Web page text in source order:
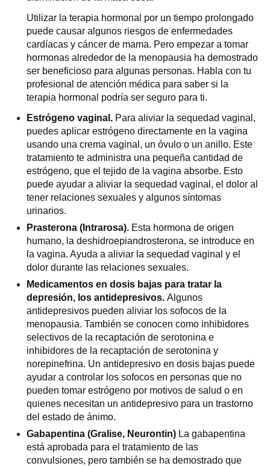
Utilizar la terapia hormonal por un tiempo prolongado
puede causar algunos riesgos de enfermedades
cardíacas y cáncer de mama. Pero empezar a tomar
hormonas alrededor de la menopausia ha demostrado
ser beneficioso para algunas personas. Habla con tu
profesional de atención médica para saber si la
terapia hormonal podría ser seguro para ti.
Estrógeno vaginal. Para aliviar la sequedad vaginal,
puedes aplicar estrógeno directamente en la vagina
usando una crema vaginal, un óvulo o un anillo. Este
tratamiento te administra una pequeña cantidad de
estrógeno, que el tejido de la vagina absorbe. Esto
puede ayudar a aliviar la sequedad vaginal, el dolor al
tener relaciones sexuales y algunos síntomas
urinarios.
Prasterona (Intrarosa). Esta hormona de origen
humano, la deshidroepiandrosterona, se introduce en
la vagina. Ayuda a aliviar la sequedad vaginal y el
dolor durante las relaciones sexuales.
Medicamentos en dosis bajas para tratar la
depresión, los antidepresivos. Algunos
antidepresivos pueden aliviar los sofocos de la
menopausia. También se conocen como inhibidores
selectivos de la recaptación de serotonina e
inhibidores de la recaptación de serotonina y
norepinefrina. Un antidepresivo en dosis bajas puede
ayudar a controlar los sofocos en personas que no
pueden tomar estrógeno por motivos de salud o en
quienes necesitan un antidepresivo para un trastorno
del estado de ánimo.
Gabapentina (Gralise, Neurontin) La gabapentina
está aprobada para el tratamiento de las
convulsiones, pero también se ha demostrado que